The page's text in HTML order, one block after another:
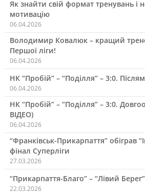
Як знайти свій формат тренувань і
мотивацію
06.04.2026
Володимир Ковалюк – кращий
Першої ліги!
06.04.2026
НК “Пробій” – “Поділля” – 3:0.
06.04.2026
НК “Пробій” – “Поділля” – 3:0.
ВІДЕО)
06.04.2026
“Франківськ-Прикарпаття” обіграв
фінал Суперліги
27.03.2026
“Прикарпаття-Благо” – “Лівий
22.03.2026